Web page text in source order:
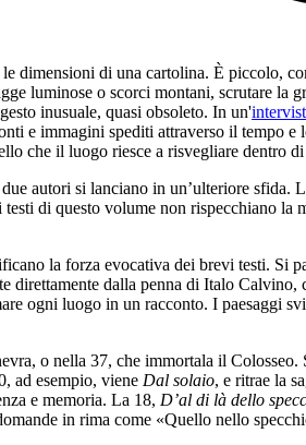
dimensioni di una cartolina. È piccolo,
luminose o scorci montani, scrutare la
inusuale, quasi obsoleto. In un'
e immagini spediti attraverso il tempo
che il luogo riesce a risvegliare dentro
autori si lanciano in un’ulteriore sfida.
di questo volume non rispecchiano
la forza evocativa dei brevi testi. Si
dalla penna di Italo Calvino,
ogni luogo in un racconto. I paesaggi
o nella 37, che immortala il
ad esempio, viene Dal solaio, e ritrae la
e memoria. La 18, D’al di là dello
in rima come «Quello nello